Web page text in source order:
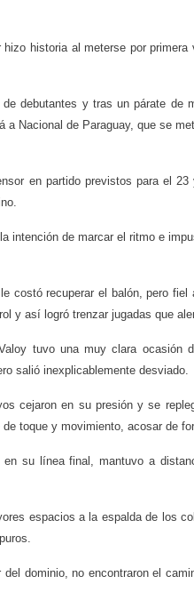
historia al meterse por
de debutantes y tras un párate de
a Nacional de Paraguay, que se
en partido previstos para el
intención de marcar el ritmo e
costó recuperar el balón, pero
y así logró trenzar jugadas que
tuvo una muy clara ocasión
salió inexplicablemente desviado.
cejaron en su presión y se
toque y movimiento, acosar de
en su línea final, mantuvo a
espacios a la espalda de los
dominio, no encontraron el